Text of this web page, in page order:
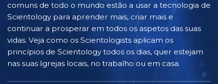
comuns de todo o mundo estão a usar a tecnologia de
Scientology para aprender mais, criar mais e
continuar a prosperar em todos os aspetos das suas
vidas. Veja como os Scientologists aplicam os
princípios de Scientology todos os dias, quer estejam
nas suas Igrejas locais, no trabalho ou em casa.